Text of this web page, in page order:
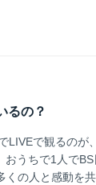
勝10位）。そ
るの？
LIVEで観るのが
おうちで1人で
の人と感動を共